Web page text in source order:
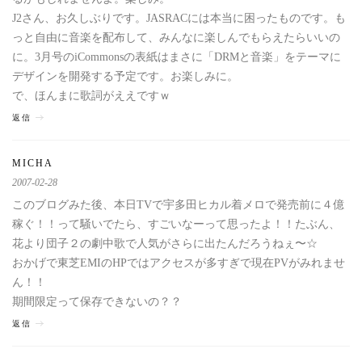
J2さん、お久しぶりです。JASRACには本当に困ったものです。も
っと自由に音楽を配布して、みんなに楽しんでもらえたらいいの
に。3月号のiCommonsの表紙はまさに「DRMと音楽」をテーマに
デザインを開発する予定です。お楽しみに。
で、ほんまに歌詞がええですｗ
返信
MICHA
2007-02-28
このブログみた後、本日TVで宇多田ヒカル着メロで発売前に４億
稼ぐ！！って騒いでたら、すごいなーって思ったよ！！たぶん、
花より団子２の劇中歌で人気がさらに出たんだろうねぇ〜☆
おかげで東芝EMIのHPではアクセスが多すぎで現在PVがみれませ
ん！！
期間限定って保存できないの？？
返信